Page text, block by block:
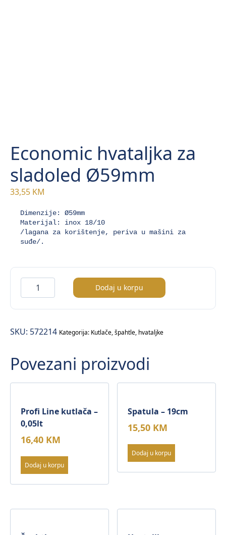
Economic hvataljka za
sladoled Ø59mm
33,55 KM
Dimenzije: Ø59mm
Materijal: inox 18/10
/lagana za korištenje, periva u mašini za
suđe/.
Economic
hvataljka
za
Ø59mm
Dodaj u korpu
SKU: 572214 Kategorija: Kutlače, špahtle, hvataljke
Povezani proizvodi
Profi Line kutlača –
0,05lt
16,40 KM
Dodaj u korpu
Spatula – 19cm
15,50 KM
Dodaj u korpu